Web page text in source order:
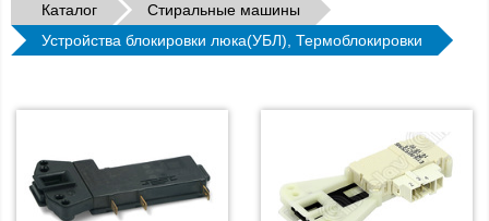
Каталог
Стиральные машины
Устройства блокировки люка(УБЛ), Термоблокировки